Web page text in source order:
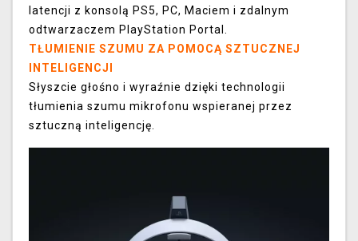
latencji z konsolą PS5, PC, Maciem i zdalnym
odtwarzaczem PlayStation Portal.
TŁUMIENIE SZUMU ZA POMOCĄ SZTUCZNEJ
INTELIGENCJI
Słyszcie głośno i wyraźnie dzięki technologii
tłumienia szumu mikrofonu wspieranej przez
sztuczną inteligencję.